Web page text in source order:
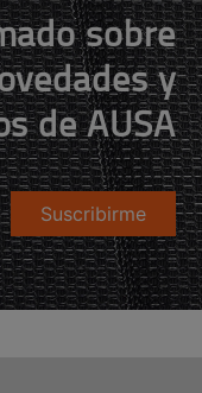
sobre
y
de AUSA
Suscribirme